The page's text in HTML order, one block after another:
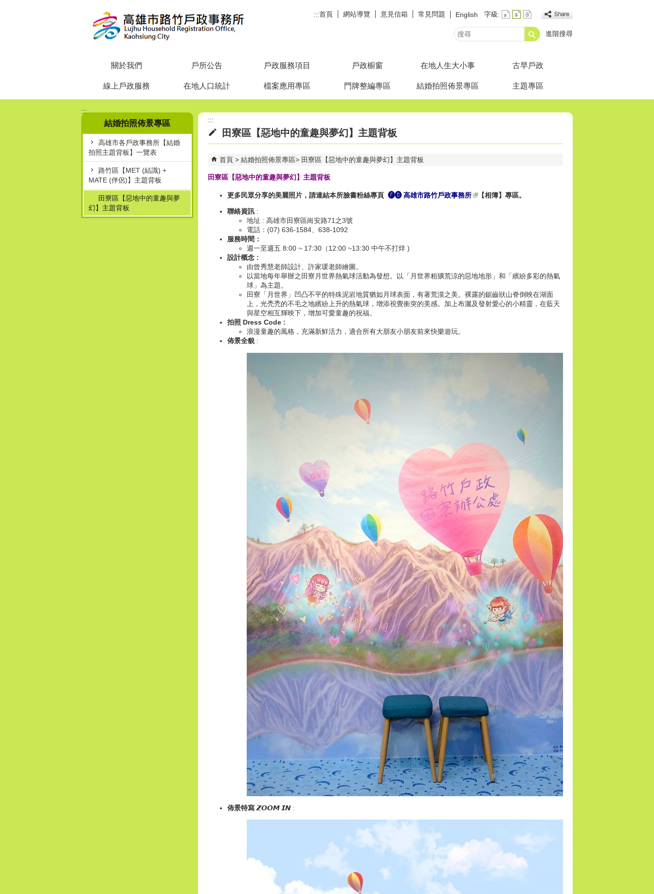
:::首頁 網站導覽 意見信箱 常見問題 English 字級:
搜
進階搜尋
關於我們 戶所公告 戶政服務項目 戶政櫥窗 在地人生大小事 古早戶政
線上戶政服務 在地人口統計 檔案應用專區 門牌整編專區 結婚拍照佈景專區 主題專區
:::
結婚拍照佈景專區
高雄市各戶政事務所【結婚
拍照主題背板】一覽表
路竹區【MET (結識) +
MATE (伴侶)】主題背板
田寮區【惡地中的童趣與夢
幻】主題背板
:::
田寮區【惡地中的童趣與夢幻】主題背板
首頁 結婚拍照佈景專區 田寮區【惡地中的童趣與夢幻】主題背板
田寮區【惡地中的童趣與夢幻】主題背板
更多民眾分享的美麗照片，請連結本所臉書粉絲專頁 🅕🅑 高雄市路竹戶政事務所 【相簿】專區。
聯絡資訊 :
地址 : 高雄市田寮區崗安路71之3號
電話：(07) 636-1584、638-1092
服務時間：
週一至週五 8:00 ~ 17:30（12:00 ~13:30 中午不打烊 )
設計概念 :
由曾秀慧老師設計、許家瑗老師繪圖。
以當地每年舉辦之田寮月世界熱氣球活動為發想。以「月世界粗獷荒涼的惡地地形」和「繽紛多彩的熱氣
球」為主題。
田寮「月世界」凹凸不平的特殊泥岩地質猶如月球表面，有著荒漠之美。裸露的鋸齒狀山脊倒映在湖面
上，光禿禿的不毛之地繽紛上升的熱氣球，增添視覺衝突的美感。加上布灑及發射愛心的小精靈，在藍天
與星空相互輝映下，增加可愛童趣的祝福。
拍照 Dress Code :
​浪漫童趣的風格，充滿新鮮活力，適合所有大朋友小朋友前來快樂遊玩。
佈景全貌:
佈景特寫 𝙕𝙊𝙊𝙈 𝙄𝙉 :